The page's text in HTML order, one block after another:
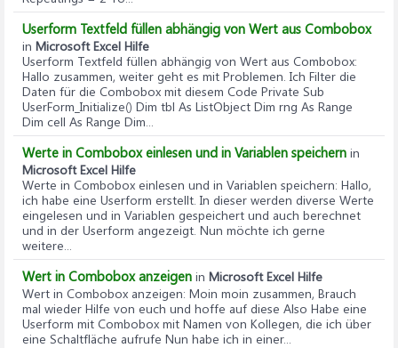
Userform Textfeld füllen abhängig von Wert aus Combobox
in Microsoft Excel Hilfe
Userform Textfeld füllen abhängig von Wert aus Combobox:
Hallo zusammen, weiter geht es mit Problemen. Ich Filter die
Daten für die Combobox mit diesem Code Private Sub
UserForm_Initialize() Dim tbl As ListObject Dim rng As Range
Dim cell As Range Dim...
Werte in Combobox einlesen und in Variablen speichern in
Microsoft Excel Hilfe
Werte in Combobox einlesen und in Variablen speichern: Hallo,
ich habe eine Userform erstellt. In dieser werden diverse Werte
eingelesen und in Variablen gespeichert und auch berechnet
und in der Userform angezeigt. Nun möchte ich gerne
weitere...
Wert in Combobox anzeigen in Microsoft Excel Hilfe
Wert in Combobox anzeigen: Moin moin zusammen, Brauch
mal wieder Hilfe von euch und hoffe auf diese Also Habe eine
Userform mit Combobox mit Namen von Kollegen, die ich über
eine Schaltfläche aufrufe Nun habe ich in einer...